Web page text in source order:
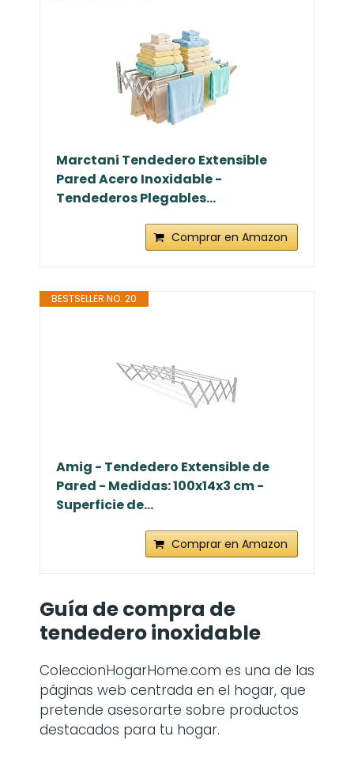
Marctani Tendedero Extensible
Pared Acero Inoxidable -
Tendederos Plegables...
Comprar en Amazon
BESTSELLER NO. 20
Amig - Tendedero Extensible de
Pared - Medidas: 100x14x3 cm -
Superficie de...
Comprar en Amazon
Guía de compra de
tendedero inoxidable
ColeccionHogarHome.com es una de las
páginas web centrada en el hogar, que
pretende asesorarte sobre productos
destacados para tu hogar.